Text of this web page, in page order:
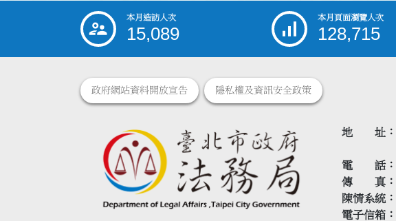
::: 本月造訪人次
15,089
本月頁面瀏覽人次
128,715
政府網站資料開放宣告 隱私權及資訊安全政策
地 址
電 話
傳 真
陳情系統
電子信箱